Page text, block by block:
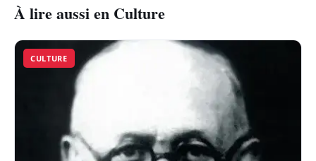
À lire aussi en Culture
CULTURE